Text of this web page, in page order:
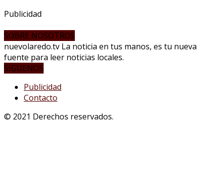
Publicidad
SOBRE NOSOTROS
nuevolaredo.tv La noticia en tus manos, es tu nueva
fuente para leer noticias locales.
SÍGUENOS
Publicidad
Contacto
© 2021 Derechos reservados.